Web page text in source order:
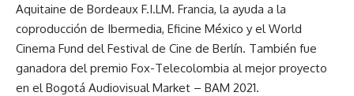
Aquitaine de Bordeaux F.I.LM. Francia, la ayuda a la
coproducción de Ibermedia, Eficine México y el World
Cinema Fund del Festival de Cine de Berlín. También fue
ganadora del premio Fox-Telecolombia al mejor proyecto
en el Bogotá Audiovisual Market – BAM 2021.